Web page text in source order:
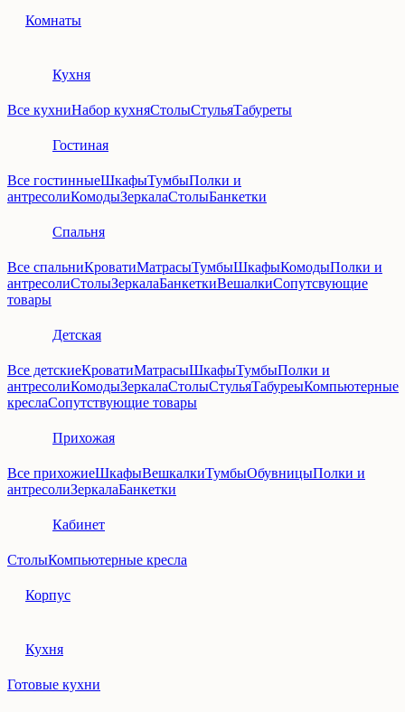
Комнаты
Кухня
Все кухниНабор кухняСтолыСтульяТабуреты
Гостиная
Все гостинныеШкафыТумбыПолки и
антресолиКомодыЗеркалаСтолыБанкетки
Спальня
Все спальниКроватиМатрасыТумбыШкафыКомодыПолки и
антресолиСтолыЗеркалаБанкеткиВешалкиСопутсвующие
товары
Детская
Все детскиеКроватиМатрасыШкафыТумбыПолки и
антресолиКомодыЗеркалаСтолыСтульяТабуреыКомпьютерные
креслаСопутствующие товары
Прихожая
Все прихожиеШкафыВешкалкиТумбыОбувницыПолки и
антресолиЗеркалаБанкетки
Кабинет
СтолыКомпьютерные кресла
Корпус
Кухня
Готовые кухни